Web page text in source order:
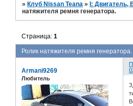
» Клуб Nissan Teana » I: Двигатель,
натяжителя ремня генератора.
Ролик натяжителя ремня генератора.
Страница:1
Armani9269
Любитель